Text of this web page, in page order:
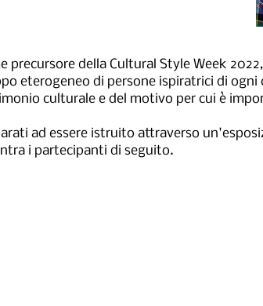
precursore della Cultural Style Week
eterogeneo di persone ispiratrici di ogni
culturale e del motivo per cui è
ad essere istruito attraverso
i partecipanti di seguito.